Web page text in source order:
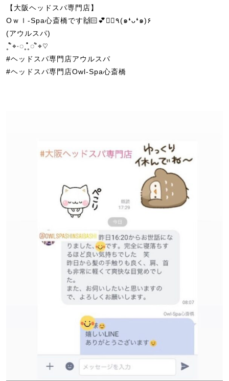
【大阪ヘッドスパ専門店】
Oｗｌ-Spa心斎橋です🙌🏻💕💆‍♀️٩(๑❛ᴗ❛๑)۶
(アウルスパ)
˳˚̊̊⌖∙◌˳˳̊̊̊◌˚̊⌖♡
#ヘッドスパ専門店アウルスパ
#ヘッドスパ専門店Owl-Spa心斎橋